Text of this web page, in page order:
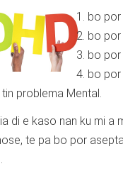
bo por
bo por
bo por
bo
problema Mental.
di e kaso nan ku mi
te pa bo por